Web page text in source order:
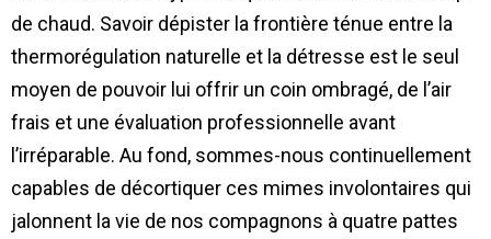
de chaud. Savoir dépister la frontière ténue entre la
thermorégulation naturelle et la détresse est le seul
moyen de pouvoir lui offrir un coin ombragé, de l’air
frais et une évaluation professionnelle avant
l’irréparable. Au fond, sommes-nous continuellement
capables de décortiquer ces mimes involontaires qui
jalonnent la vie de nos compagnons à quatre pattes